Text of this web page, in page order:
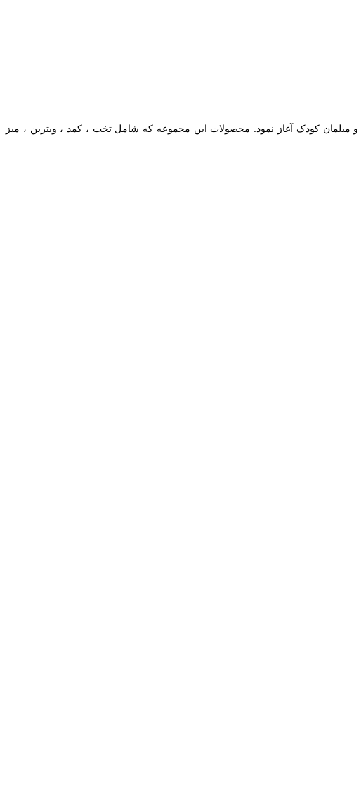
سایر تخت ها و مبلمان کودک آغاز نمود. محصولات این مجموعه که شامل تخت ، کمد ، ویترین ، میز